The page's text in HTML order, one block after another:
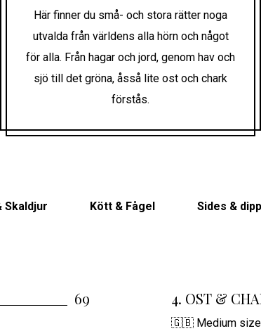
Här finner du små- och stora rätter noga
utvalda från världens alla hörn och något
för alla. Från hagar och jord, genom hav och
sjö till det gröna, åsså lite ost och chark
förstås.
Skaldjur Kött & Fågel Sides & dipp
69 4. OST &
🇬🇧 Medium